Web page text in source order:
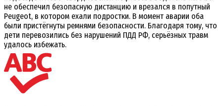
не обеспечил безопасную дистанцию и врезался в попутный
Peugeot, в котором ехали подростки. В момент аварии оба
были пристёгнуты ремнями безопасности. Благодаря тому, что
дети перевозились без нарушений ПДД РФ, серьёзных травм
удалось избежать.